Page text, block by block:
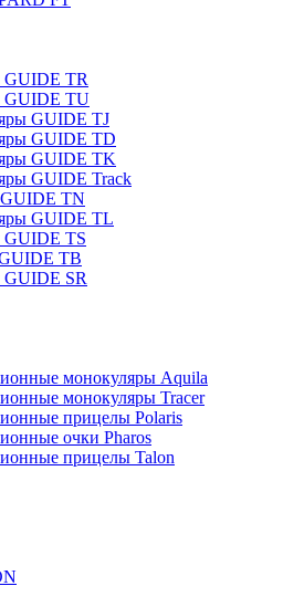
TR
TU
GUIDE TJ
GUIDE TD
GUIDE TK
GUIDE Track
TN
GUIDE TL
TS
TB
SR
монокуляры Aquila
монокуляры Tracer
прицелы Polaris
очки Pharos
прицелы Talon